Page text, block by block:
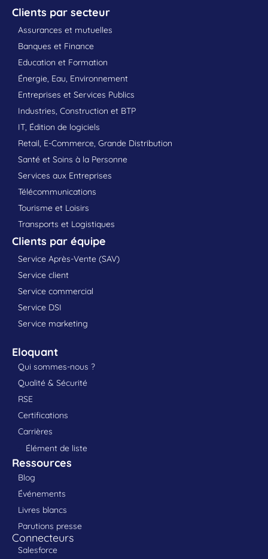
Clients par secteur
Assurances et mutuelles
Banques et Finance
Education et Formation
Énergie, Eau, Environnement
Entreprises et Services Publics
Industries, Construction et BTP
IT, Édition de logiciels
Retail, E-Commerce, Grande Distribution
Santé et Soins à la Personne
Services aux Entreprises
Télécommunications
Tourisme et Loisirs
Transports et Logistiques
Clients par équipe
Service Après-Vente (SAV)
Service client
Service commercial
Service DSI
Service marketing
Eloquant
Qui sommes-nous ?
Qualité & Sécurité
RSE
Certifications
Carrières
Élément de liste
Ressources
Blog
Événements
Livres blancs
Parutions presse
Connecteurs
Salesforce